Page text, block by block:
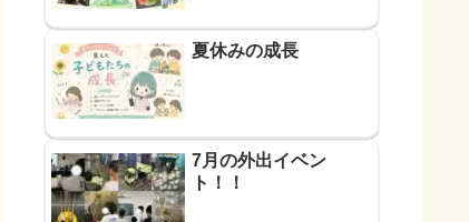
夏休みの成長
7月の外出イベン
ト！！